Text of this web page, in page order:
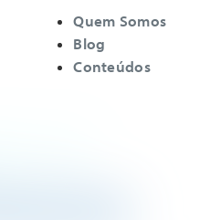
Quem Somos
Blog
Conteúdos